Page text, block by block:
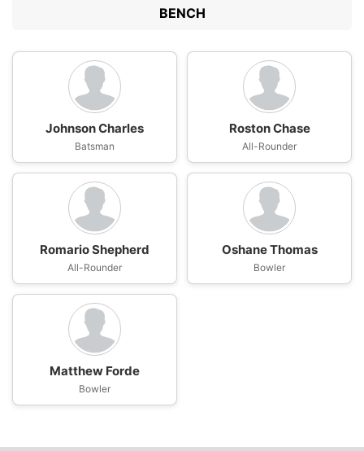
BENCH
Johnson Charles
Batsman
Roston Chase
All-Rounder
Romario Shepherd
All-Rounder
Oshane Thomas
Bowler
Matthew Forde
Bowler